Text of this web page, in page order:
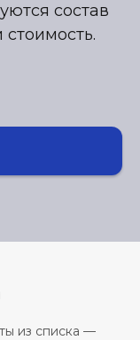
состав
из списка —